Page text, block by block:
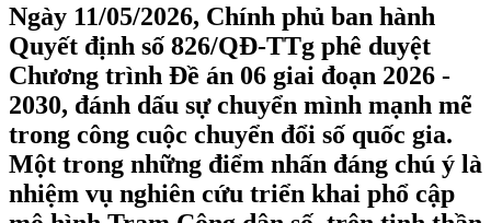
Ngày 11/05/2026, Chính phủ ban hành
Quyết định số 826/QĐ-TTg phê duyệt
Chương trình Đề án 06 giai đoạn 2026 -
2030, đánh dấu sự chuyển mình mạnh mẽ
trong công cuộc chuyển đổi số quốc gia.
Một trong những điểm nhấn đáng chú ý là
nhiệm vụ nghiên cứu triển khai phổ cập